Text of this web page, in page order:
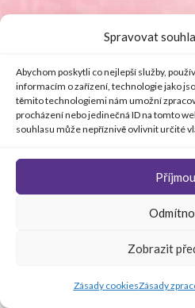
Spravovat
Abychom poskytli co nejlepší služby,
informacím o zařízení, technologie jako
těmito technologiemi nám umožní
procházení nebo jedinečná ID na tomto
souhlasu může nepříznivě ovlivnit určité
Zobrazit
Zásady cookiesZásady
ROZCESTNÍK PRO
SVATEBNÍ
SVATEBNÍ
© Copyright 2008 - 2026
Všechna práva
stará
souhlasu